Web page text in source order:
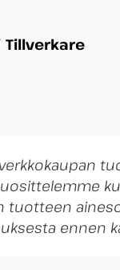
tuotteen
ennen